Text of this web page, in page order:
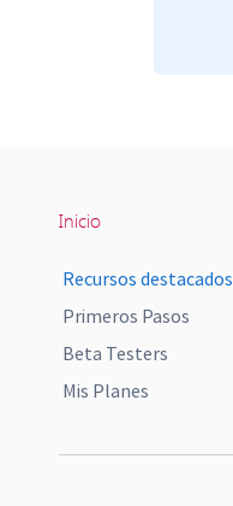
Inicio
Recursos destacados
Primeros Pasos
Beta Testers
Mis Planes